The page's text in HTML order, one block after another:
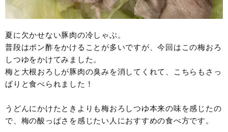
夏に欠かせない豚肉の冷しゃぶ。
普段はポン酢をかけることが多いですが、今回はこの梅おろ
しつゆをかけてみました。
梅と大根おろしが豚肉の臭みを消してくれて、こちらもさっ
ぱりと食べられました！
うどんにかけたときよりも梅おろしつゆ本来の味を感じたの
で、梅の酸っぱさを感じたい人におすすめの食べ方です。